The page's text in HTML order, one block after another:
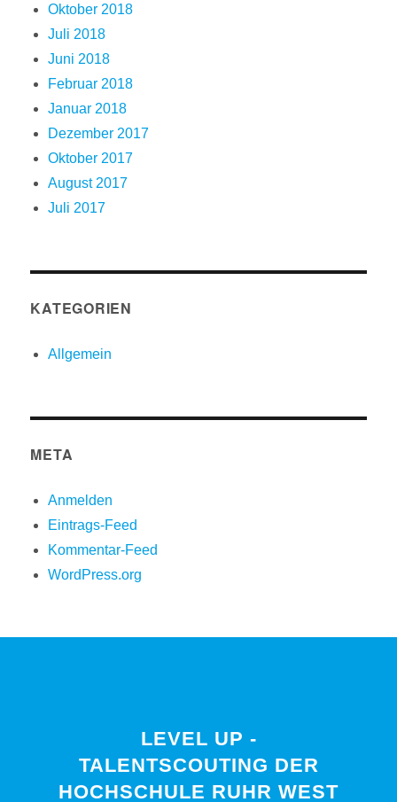
Oktober 2018
Juli 2018
Juni 2018
Februar 2018
Januar 2018
Dezember 2017
Oktober 2017
August 2017
Juli 2017
KATEGORIEN
Allgemein
META
Anmelden
Eintrags-Feed
Kommentar-Feed
WordPress.org
LEVEL UP -
TALENTSCOUTING DER
HOCHSCHULE RUHR WEST